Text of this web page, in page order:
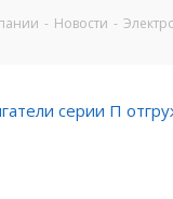
- Новости -